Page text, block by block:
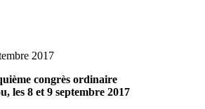
2017
congrès ordinaire
les 8 et 9 septembre 2017